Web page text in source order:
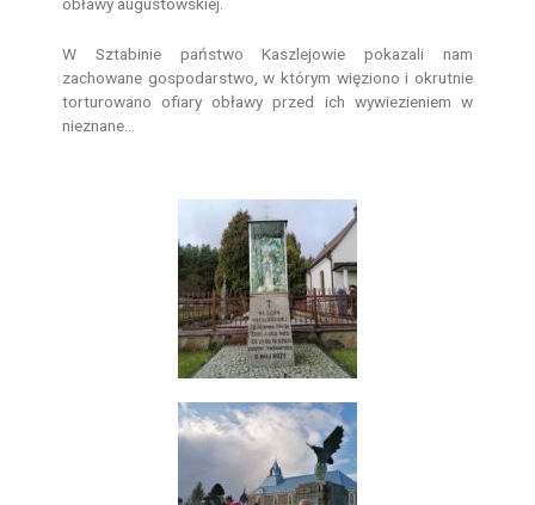
W Sztabinie państwo Kaszlejowie pokazali nam
zachowane gospodarstwo, w którym więziono i okrutnie
torturowano ofiary obławy przed ich wywiezieniem w
nieznane…